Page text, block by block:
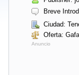
Breve
Ciudad:
Oferta:
Anuncio